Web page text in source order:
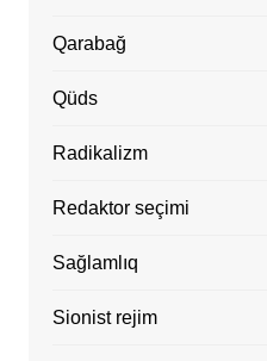
Qarabağ
Qüds
Radikalizm
Redaktor seçimi
Sağlamlıq
Sionist rejim